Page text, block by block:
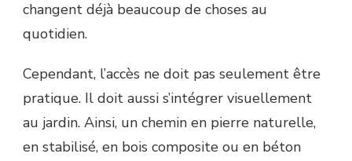
changent déjà beaucoup de choses au
quotidien.
Cependant, l’accès ne doit pas seulement être
pratique. Il doit aussi s’intégrer visuellement
au jardin. Ainsi, un chemin en pierre naturelle,
en stabilisé, en bois composite ou en béton